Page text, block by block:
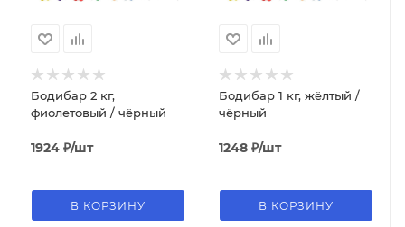
Бодибар 2 кг,
фиолетовый / чёрный
1924 ₽/шт
В КОРЗИНУ
Бодибар 1 кг, жёлтый /
чёрный
1248 ₽/шт
В КОРЗИНУ